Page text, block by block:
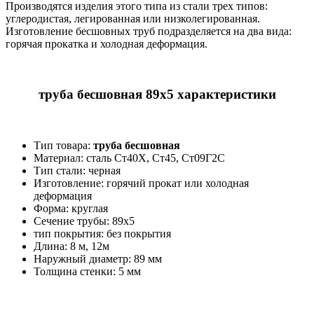
Производятся изделия этого типа из стали трех типов:
углеродистая, легированная или низколегированная.
Изготовление бесшовных труб подразделяется на два вида:
горячая прокатка и холодная деформация.
труба бесшовная 89х5 характеристики
Тип товара: труба бесшовная
Материал: cталь Ст40Х, Ст45, Ст09Г2С
Тип стали: черная
Изготовление: горячий прокат или холодная
деформация
Форма: круглая
Сечение трубы: 89х5
тип покрытия: без покрытия
Длина: 8 м, 12м
Наружный диаметр: 89 мм
Толщина стенки: 5 мм